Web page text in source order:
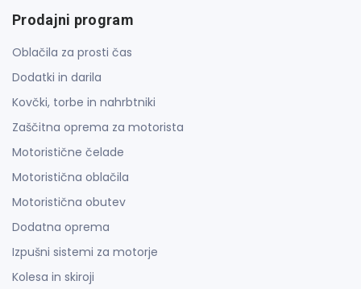
Prodajni program
Oblačila za prosti čas
Dodatki in darila
Kovčki, torbe in nahrbtniki
Zaščitna oprema za motorista
Motoristične čelade
Motoristična oblačila
Motoristična obutev
Dodatna oprema
Izpušni sistemi za motorje
Kolesa in skiroji